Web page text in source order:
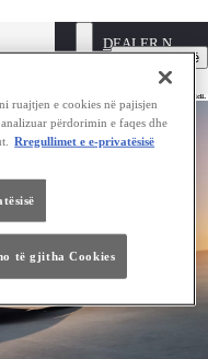
shitje
DEALER NAME
Hap menunë
për t'u bërë ndër të parët që marrin lajmet
e verifikimit në emailin që ju kemi dërguar.
ruajtjen e cookies në pajisjen
përdorimin e faqes dhe
Rregullimet e e-privatësisë
të gjitha Cookies